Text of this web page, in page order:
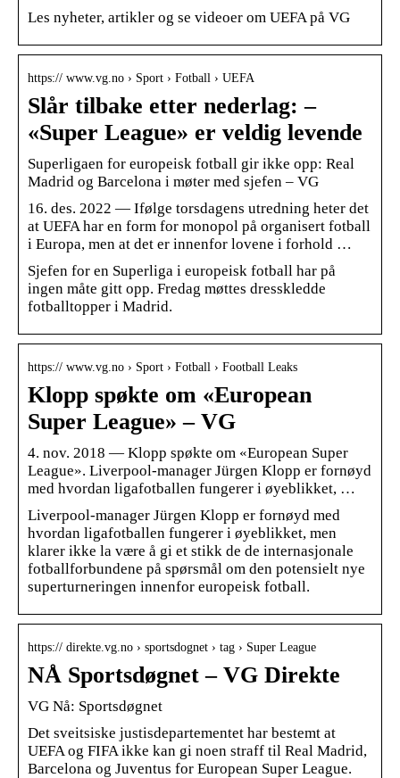
Les nyheter, artikler og se videoer om UEFA på VG
https:// www.vg.no › Sport › Fotball › UEFA
Slår tilbake etter nederlag: –
«Super League» er veldig levende
Superligaen for europeisk fotball gir ikke opp: Real
Madrid og Barcelona i møter med sjefen – VG
16. des. 2022 — Ifølge torsdagens utredning heter det
at UEFA har en form for monopol på organisert fotball
i Europa, men at det er innenfor lovene i forhold …
Sjefen for en Superliga i europeisk fotball har på
ingen måte gitt opp. Fredag møttes dresskledde
fotballtopper i Madrid.
https:// www.vg.no › Sport › Fotball › Football Leaks
Klopp spøkte om «European
Super League» – VG
4. nov. 2018 — Klopp spøkte om «European Super
League». Liverpool-manager Jürgen Klopp er fornøyd
med hvordan ligafotballen fungerer i øyeblikket, …
Liverpool-manager Jürgen Klopp er fornøyd med
hvordan ligafotballen fungerer i øyeblikket, men
klarer ikke la være å gi et stikk de de internasjonale
fotballforbundene på spørsmål om den potensielt nye
superturneringen innenfor europeisk fotball.
https:// direkte.vg.no › sportsdognet › tag › Super League
NÅ Sportsdøgnet – VG Direkte
VG Nå: Sportsdøgnet
Det sveitsiske justisdepartementet har bestemt at
UEFA og FIFA ikke kan gi noen straff til Real Madrid,
Barcelona og Juventus for European Super League.